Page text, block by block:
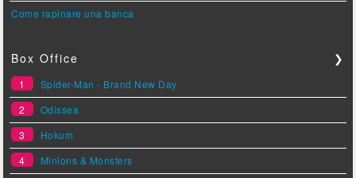
Come rapinare una banca
Box Office ❯
1
Spider-Man - Brand New Day
2
Odissea
3
Hokum
4
Minions & Monsters